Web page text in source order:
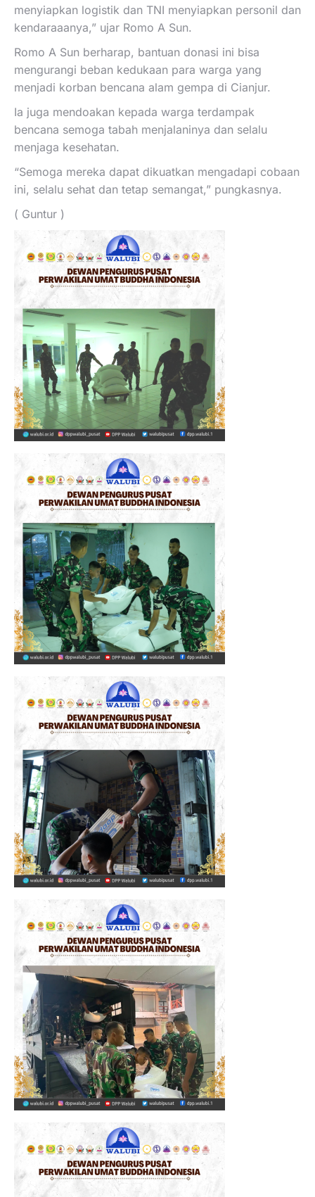
menyiapkan logistik dan TNI menyiapkan personil dan
kendaraaanya,” ujar Romo A Sun.
Romo A Sun berharap, bantuan donasi ini bisa
mengurangi beban kedukaan para warga yang
menjadi korban bencana alam gempa di Cianjur.
Ia juga mendoakan kepada warga terdampak
bencana semoga tabah menjalaninya dan selalu
menjaga kesehatan.
“Semoga mereka dapat dikuatkan mengadapi cobaan
ini, selalu sehat dan tetap semangat,” pungkasnya.
( Guntur )